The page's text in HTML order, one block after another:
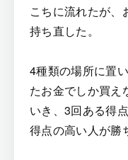
こちに流れたが、
持ち直した。
4種類の場所に置
たお金でしか買え
いき、3回ある得
得点の高い人が勝